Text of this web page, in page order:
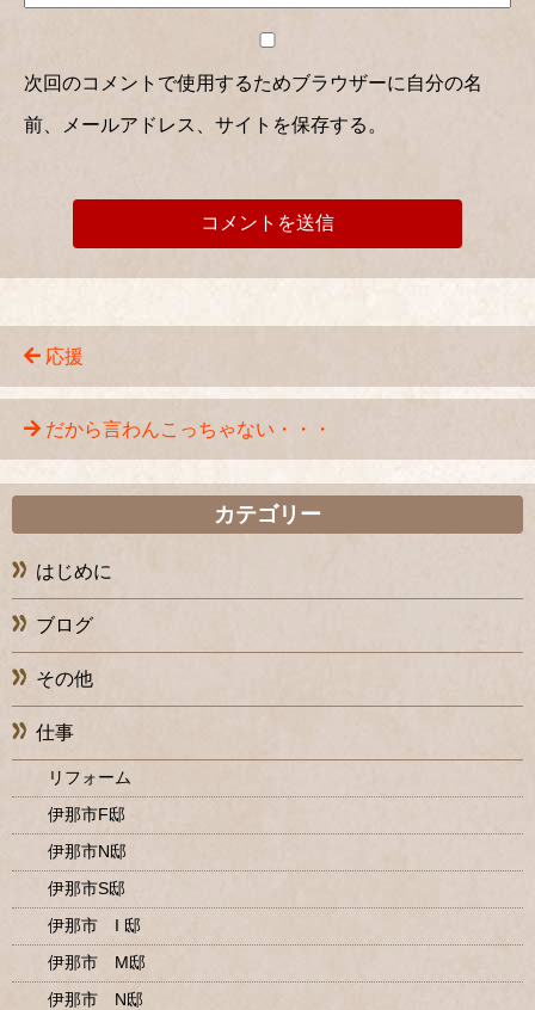
次回のコメントで使用するためブラウザーに自分の名
前、メールアドレス、サイトを保存する。
応援
だから言わんこっちゃない・・・
カテゴリー
はじめに
ブログ
その他
仕事
リフォーム
伊那市F邸
伊那市N邸
伊那市S邸
伊那市 I 邸
伊那市 M邸
伊那市 N邸